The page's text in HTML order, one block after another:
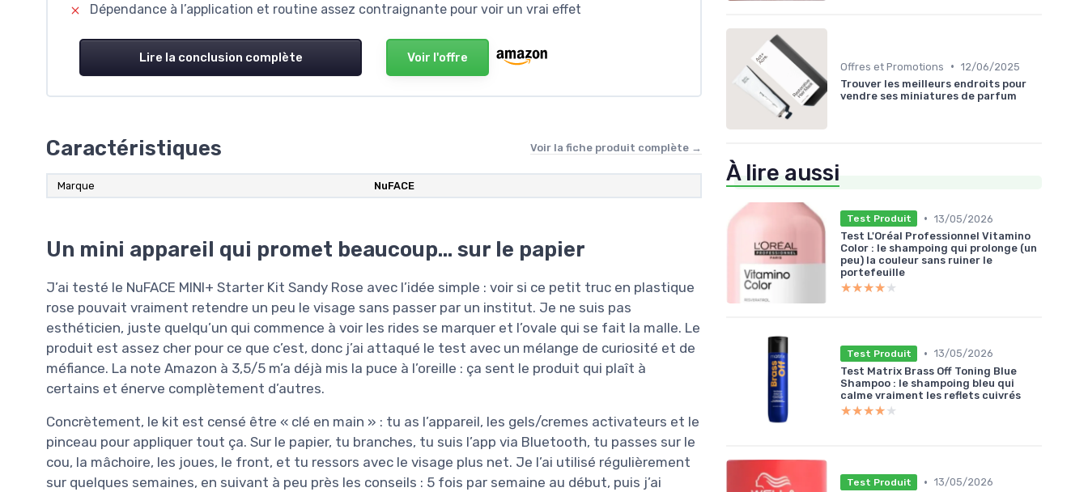
Dépendance à l’application et routine assez contraignante pour voir un vrai effet
Lire la conclusion complète Voir l'offre
Caractéristiques Voir la fiche produit complète →
Marque NuFACE
Un mini appareil qui promet beaucoup… sur le papier
J’ai testé le NuFACE MINI+ Starter Kit Sandy Rose avec l’idée simple : voir si ce petit truc en plastique
rose pouvait vraiment retendre un peu le visage sans passer par un institut. Je ne suis pas
esthéticien, juste quelqu’un qui commence à voir les rides se marquer et l’ovale qui se fait la malle. Le
produit est assez cher pour ce que c’est, donc j’ai attaqué le test avec un mélange de curiosité et de
méfiance. La note Amazon à 3,5/5 m’a déjà mis la puce à l’oreille : ça sent le produit qui plaît à
certains et énerve complètement d’autres.
Concrètement, le kit est censé être « clé en main » : tu as l’appareil, les gels/cremes activateurs et le
pinceau pour appliquer tout ça. Sur le papier, tu branches, tu suis l’app via Bluetooth, tu passes sur le
cou, la mâchoire, les joues, le front, et tu ressors avec le visage plus net. Je l’ai utilisé régulièrement
sur quelques semaines, en suivant à peu près les conseils : 5 fois par semaine au début, puis j’ai
Offres et Promotions • 12/06/2025
Trouver les meilleurs endroits pour
vendre ses miniatures de parfum
À lire aussi
Test Produit • 13/05/2026
Test L'Oréal Professionnel Vitamino
Color : le shampoing qui prolonge (un
peu) la couleur sans ruiner le
portefeuille
★★★★★
★★★★★
Test Produit • 13/05/2026
Test Matrix Brass Off Toning Blue
Shampoo : le shampoing bleu qui
calme vraiment les reflets cuivrés
★★★★★
★★★★★
Test Produit • 13/05/2026